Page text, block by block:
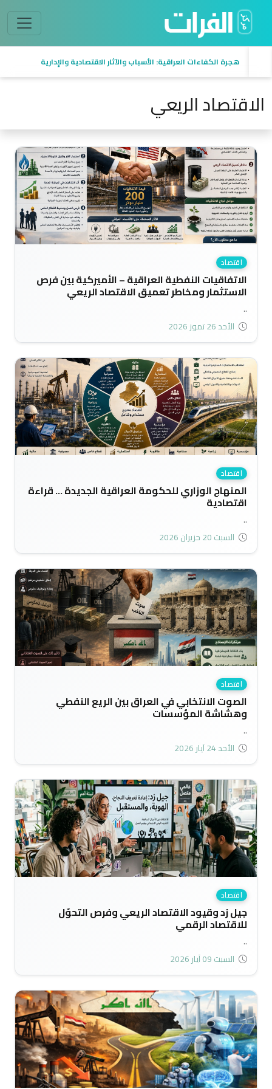
السيادة في العراق من منظور اقتصادي
الاقتصاد الريعي
اقتصاد
الاتفاقيات النفطية العراقية – الأميركية بين فرص
الاستثمار ومخاطر تعميق الاقتصاد الريعي
..
الأحد 26 تموز 2026
اقتصاد
المنهاج الوزاري للحكومة العراقية الجديدة ... قراءة
اقتصادية
..
السبت 20 حزيران 2026
اقتصاد
الصوت الانتخابي في العراق بين الريع النفطي
وهشاشة المؤسسات
..
الأحد 24 آيار 2026
اقتصاد
جيل زد وقيود الاقتصاد الريعي وفرص التحوّل
للاقتصاد الرقمي
..
السبت 09 آيار 2026